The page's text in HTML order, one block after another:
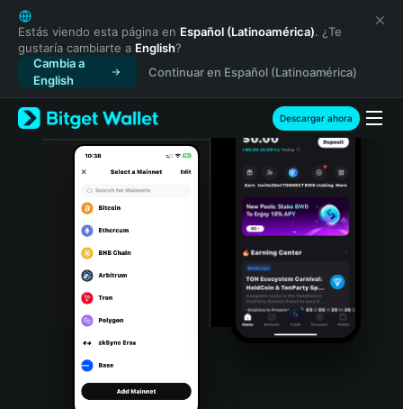
English
日本語
Tiếng Việt
Русский
Español (Latinoamérica)
Türkçe
Italiano
Português (Portugal)
Bahasa Indonesia
Português (Brasil)
Español (Argentina)
Estás viendo esta página en Español (Latinoamérica). ¿Te
gustaría cambiarte a English?
Cambia a
English
Continuar en Español (Latinoamérica)
Descargar ahora